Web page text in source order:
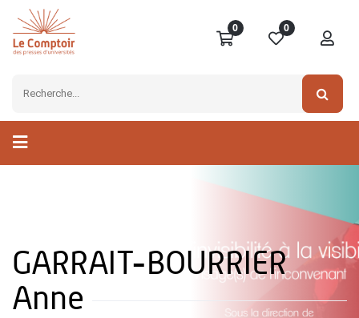
0 0
GARRAIT-BOURRIER
Anne